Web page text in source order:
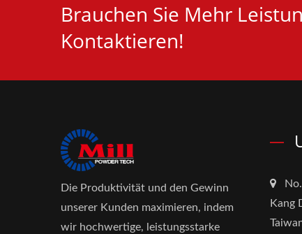
Brauchen Sie Mehr
Kontaktieren!
Die Produktivität und den Gewinn
unserer Kunden maximieren, indem
wir hochwertige, leistungsstarke
Kang